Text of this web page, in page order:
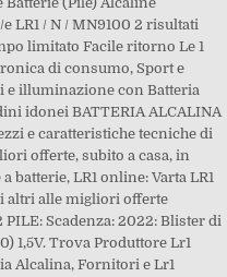
LR1 / N / MN9100 2 risultati
limitato Facile ritorno Le 1
di consumo, Sport e
e illuminazione con Batteria
idonei BATTERIA ALCALINA
e caratteristiche tecniche di
offerte, subito a casa, in
batterie, LR1 online: Varta LR1
altri alle migliori offerte
PILE: Scadenza: 2022: Blister di
1,5V. Trova Produttore Lr1
Alcalina, Fornitori e Lr1